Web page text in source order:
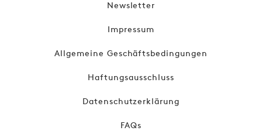
Newsletter
Impressum
Allgemeine Geschäftsbedingungen
Haftungsausschluss
Datenschutzerklärung
FAQs